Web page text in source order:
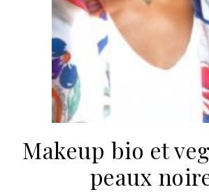
Makeup bio et
peaux